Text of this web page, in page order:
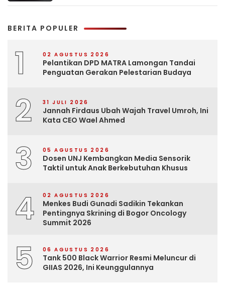
BERITA POPULER
1 02 AGUSTUS 2026
Pelantikan DPD MATRA Lamongan Tandai
Penguatan Gerakan Pelestarian Budaya
2 31 JULI 2026
Jannah Firdaus Ubah Wajah Travel Umroh, Ini
Kata CEO Wael Ahmed
3 05 AGUSTUS 2026
Dosen UNJ Kembangkan Media Sensorik
Taktil untuk Anak Berkebutuhan Khusus
4 02 AGUSTUS 2026
Menkes Budi Gunadi Sadikin Tekankan
Pentingnya Skrining di Bogor Oncology
Summit 2026
5 06 AGUSTUS 2026
Tank 500 Black Warrior Resmi Meluncur di
GIIAS 2026, Ini Keunggulannya